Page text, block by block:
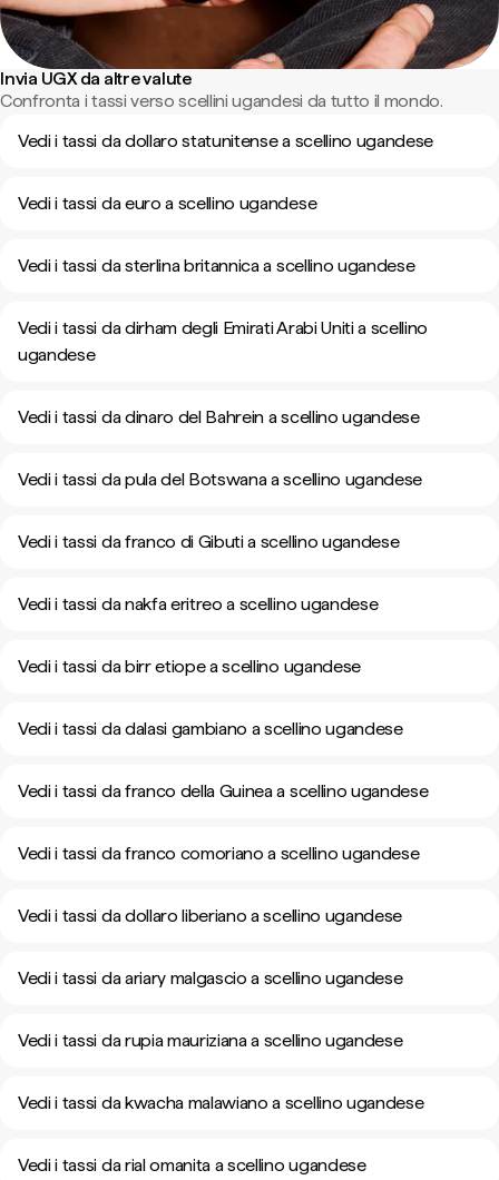
Invia UGX da altre valute
Confronta i tassi verso scellini ugandesi da tutto il mondo.
Vedi i tassi da dollaro statunitense a scellino ugandese
Vedi i tassi da euro a scellino ugandese
Vedi i tassi da sterlina britannica a scellino ugandese
Vedi i tassi da dirham degli Emirati Arabi Uniti a scellino
ugandese
Vedi i tassi da dinaro del Bahrein a scellino ugandese
Vedi i tassi da pula del Botswana a scellino ugandese
Vedi i tassi da franco di Gibuti a scellino ugandese
Vedi i tassi da nakfa eritreo a scellino ugandese
Vedi i tassi da birr etiope a scellino ugandese
Vedi i tassi da dalasi gambiano a scellino ugandese
Vedi i tassi da franco della Guinea a scellino ugandese
Vedi i tassi da franco comoriano a scellino ugandese
Vedi i tassi da dollaro liberiano a scellino ugandese
Vedi i tassi da ariary malgascio a scellino ugandese
Vedi i tassi da rupia mauriziana a scellino ugandese
Vedi i tassi da kwacha malawiano a scellino ugandese
Vedi i tassi da rial omanita a scellino ugandese